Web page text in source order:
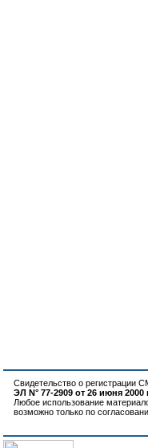
Свидетельство о регистрации
ЭЛ N° 77-2909 от 26 июня 2000
Любое использование
возможно только по